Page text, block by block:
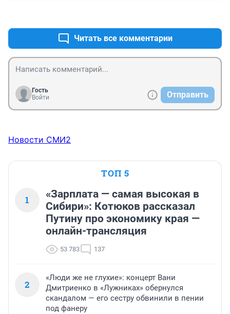
все в очень далеко от желаемого. В настоящее время
мало читают, в основном смотрят. Поэтому перейдем
для примера к видеоконтенту.
Особенно наглядно это видно по фильмам. Вот есть
Освобождение Озерова. Имхо, эталон. А сейчас? Ну,
посмотрите, Кедры вонзаются в небо - да, после
просмотра Королев идиотом кажется, а вся наша
страна вообще поселение сумашедших.
Читать все комментарии
Гость
Войти
Отправить
Новости СМИ2
ТОП 5
1
«Зарплата — самая высокая в
Сибири»: Котюков рассказал
Путину про экономику края —
онлайн-трансляция
53 783 137
2
«Люди же не глухие»: концерт Вани
Дмитриенко в «Лужниках» обернулся
скандалом — его сестру обвинили в пении
под фанеру